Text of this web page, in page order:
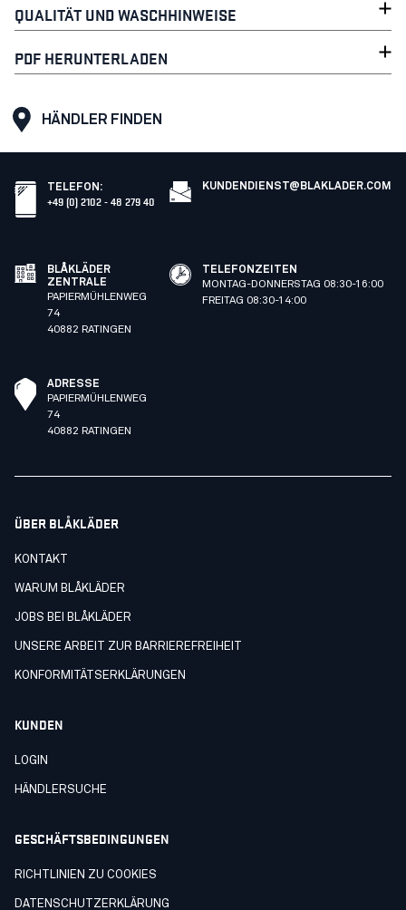
QUALITÄT UND WASCHHINWEISE
PDF HERUNTERLADEN
HÄNDLER FINDEN
TELEFON :
+49 (0) 2102 - 48 279 40
KUNDENDIENST@BLAKLADER.COM
BLÅKLÄDER
ZENTRALE
PAPIERMÜHLENWEG
74
40882 RATINGEN
TELEFONZEITEN
MONTAG-DONNERSTAG 08:30-16:00
FREITAG 08:30-14:00
ADRESSE
PAPIERMÜHLENWEG
74
40882 RATINGEN
ÜBER BLÅKLÄDER
KONTAKT
WARUM BLÅKLÄDER
JOBS BEI BLÅKLÄDER
UNSERE ARBEIT ZUR BARRIEREFREIHEIT
KONFORMITÄTSERKLÄRUNGEN
KUNDEN
LOGIN
HÄNDLERSUCHE
GESCHÄFTSBEDINGUNGEN
RICHTLINIEN ZU COOKIES
DATENSCHUTZERKLÄRUNG